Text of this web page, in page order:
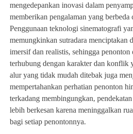
mengedepankan inovasi dalam
memberikan pengalaman yang
Penggunaan teknologi sinematografi
memungkinkan sutradara menciptakan
imersif dan realistis, sehingga penonton
terhubung dengan karakter dan konflik
alur yang tidak mudah ditebak juga
mempertahankan perhatian penonton
terkadang membingungkan,
lebih berkesan karena meninggalkan
bagi setiap penontonnya.